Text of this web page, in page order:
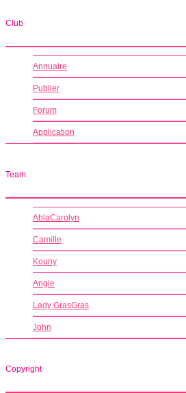
Club
Annuaire
Publier
Forum
Application
Team
AblaCarolyn
Camille
Kouny
Angie
Lady GrasGras
John
Copyright